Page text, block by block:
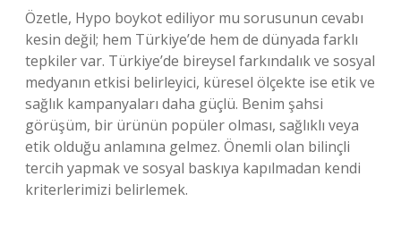
Özetle, Hypo boykot ediliyor mu sorusunun cevabı
kesin değil; hem Türkiye’de hem de dünyada farklı
tepkiler var. Türkiye’de bireysel farkındalık ve sosyal
medyanın etkisi belirleyici, küresel ölçekte ise etik ve
sağlık kampanyaları daha güçlü. Benim şahsi
görüşüm, bir ürünün popüler olması, sağlıklı veya
etik olduğu anlamına gelmez. Önemli olan bilinçli
tercih yapmak ve sosyal baskıya kapılmadan kendi
kriterlerimizi belirlemek.